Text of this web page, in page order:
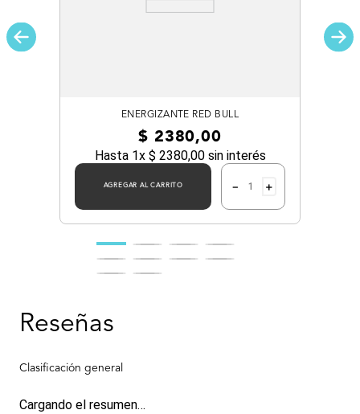
ENERGIZANTE RED BULL
$ 2380,00
Hasta 1x $ 2380,00sin interés
AGREGAR AL CARRITO ＋
－
Cargando el resumen…